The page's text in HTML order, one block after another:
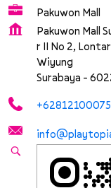
Pakuwon Mall
Pakuwon Mall
r II No 2, Lontar
Wiyung
Surabaya -